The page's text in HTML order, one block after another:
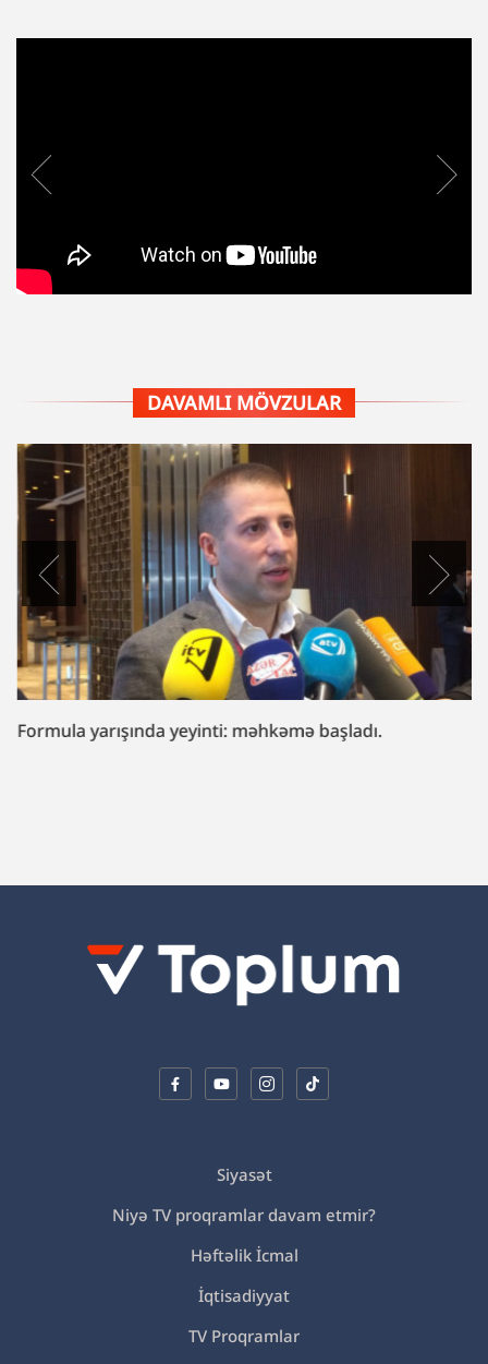
DAVAMLI MÖVZULAR
Formula yarışında yeyinti: məhkəmə başladı.
Siyasət
Niyə TV proqramlar davam etmir?
Həftəlik İcmal
İqtisadiyyat
TV Proqramlar